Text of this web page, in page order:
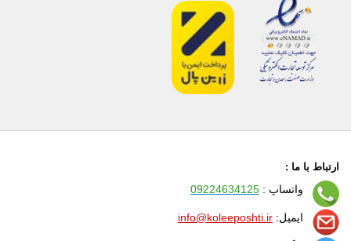
ارتباط با ما :
واتساپ : 09224634125
ایمیل: info@koleeposhti.ir